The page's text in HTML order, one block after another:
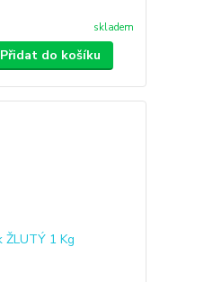
skladem
Přidat do košíku